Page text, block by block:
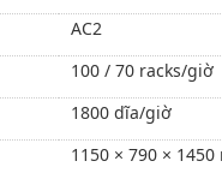
AC2
100 / 70 racks/giờ
1800 dĩa/giờ
1150 × 790 × 1450